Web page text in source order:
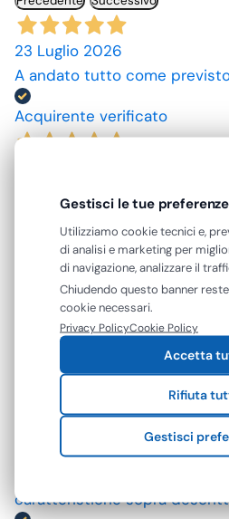
23 Luglio 2026
A andato tutto come
Acquirente verificato
grazie. prezzi convenienti.
Acquirente verificato
09 Luglio 2026
ottimo prodotto.
Acquirente verificato
25 Giugno 2026
Mi aspettavo degli
caratteristiche sopra
Gestisci le tue
Utilizziamo cookie tecnici e,
di analisi e marketing per
di navigazione, analizzare il
mostrarti contenuti e pubblicità
accettare tutti i cookie oppure
preferenze. Puoi modificare o
qualsiasi momento.
Chiudendo questo banner
cookie necessari.
Privacy PolicyCookie Policy
Accetta
Rifiuta
Gestisci